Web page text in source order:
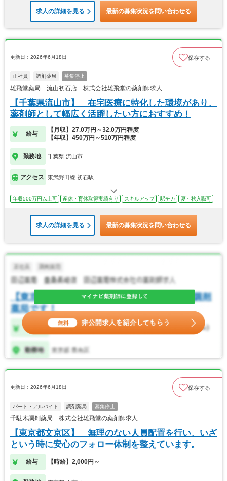
求人の詳細を見る 最新の募集状況を問い合わせる
更新日：2026年6月18日 保存する
正社員 調剤薬局 募集停止
雄飛堂薬局 流山初石店 株式会社雄飛堂の薬剤師求人
【千葉県流山市】 在宅医療に特化した環境があり、
薬剤師として幅広く活躍したい方におすすめ！
給与
【月収】27.0万円～32.0万円程度
【年収】450万円～510万円程度
勤務地 千葉県 流山市
アクセス 東武野田線 初石駅
年収500万円以上可 産休・育休取得実績有り スキルアップ 駅チカ 夏～秋入職可
求人の詳細を見る 最新の募集状況を問い合わせる
更新日：2026年6月18日 保存する
パート・アルバイト 調剤薬局 募集停止
千駄木調剤薬局 株式会社雄飛堂の薬剤師求人
【東京都文京区】 無理のない人員配置を行い、いざ
という時に安心のフォロー体制を整えています。
給与 【時給】2,000円～